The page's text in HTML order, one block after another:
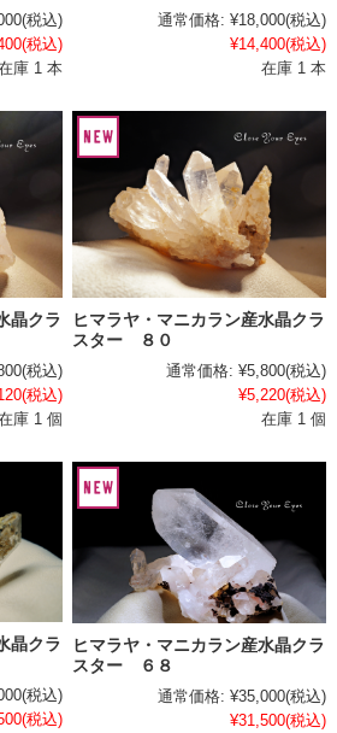
(税込)
(税込)
庫 1 本
通常価格: ¥18,000(税込)
¥14,400(税込)
在庫 1 本
晶クラ
(税込)
(税込)
庫 1 個
ヒマラヤ・マニカラン産水晶クラ
スター ８０
通常価格: ¥5,800(税込)
¥5,220(税込)
在庫 1 個
晶クラ
(税込)
(税込)
ヒマラヤ・マニカラン産水晶クラ
スター ６８
通常価格: ¥35,000(税込)
¥31,500(税込)